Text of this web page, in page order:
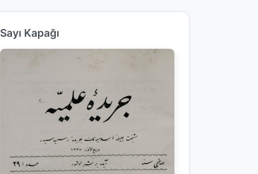
Sayı Kapağı